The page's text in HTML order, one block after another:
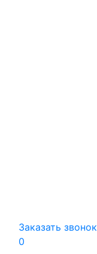
Заказать звонок
0